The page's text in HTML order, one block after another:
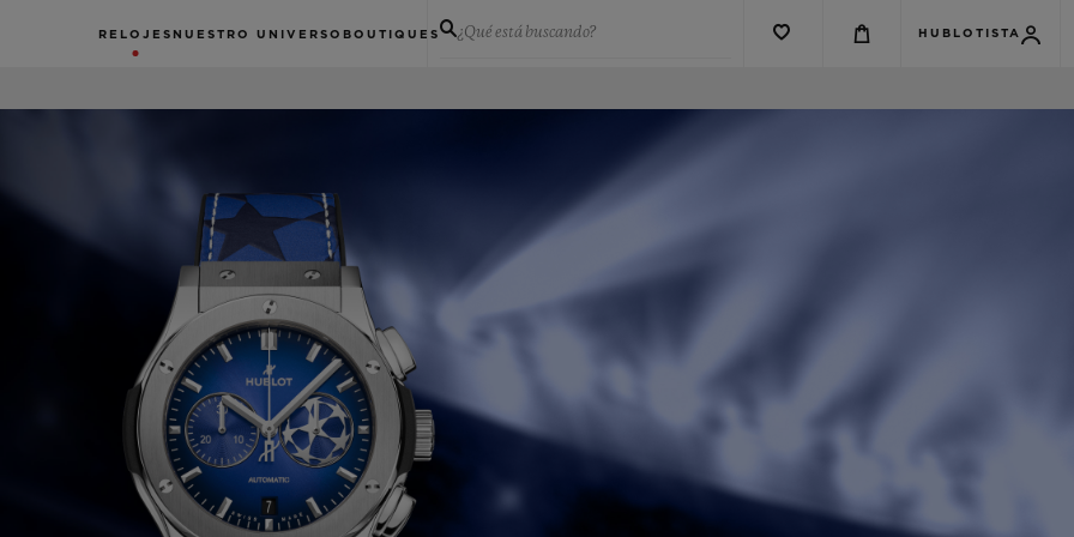
RELOJES NUESTRO UNIVERSO BOUTIQUES ¿Qué está buscando? HUBLOTISTA